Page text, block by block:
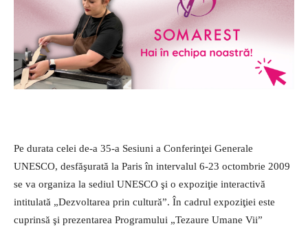
Pe durata celei de-a 35-a Sesiuni a Conferinţei Generale
UNESCO, desfăşurată la Paris în intervalul 6-23 octombrie 2009
se va organiza la sediul UNESCO şi o expoziţie in­teractivă
intitulată „Dezvoltarea prin cultură”. În cadrul expoziţiei este
cuprinsă şi prezentarea Programului „Tezaure Umane Vii”